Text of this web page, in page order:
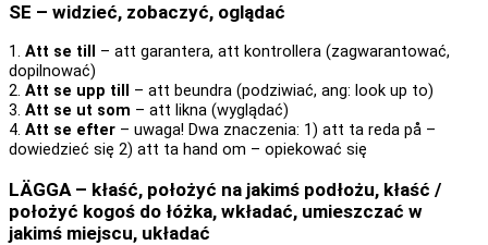
SE – widzieć, zobaczyć, oglądać
1. Att se till
– att garantera, att kontrollera (zagwarantować,
dopilnować)
2. Att se upp till
– att beundra (podziwiać, ang: look up to)
3. Att se ut som – att likna (wyglądać)
4. Att se efter – uwaga! Dwa znaczenia: 1) att ta reda på –
dowiedzieć się 2) att ta hand om – opiekować się
LÄGGA – kłaść, położyć na jakimś podłożu, kłaść /
położyć kogoś do łóżka, wkładać, umieszczać w
jakimś miejscu, układać